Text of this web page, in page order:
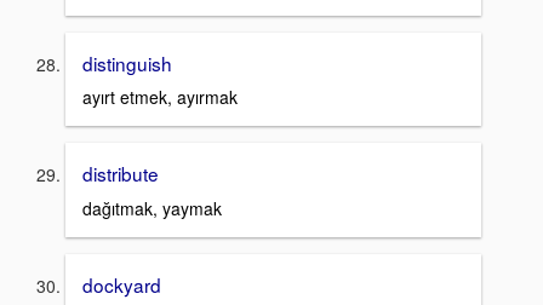
distinguish
ayırt etmek, ayırmak
distribute
dağıtmak, yaymak
dockyard